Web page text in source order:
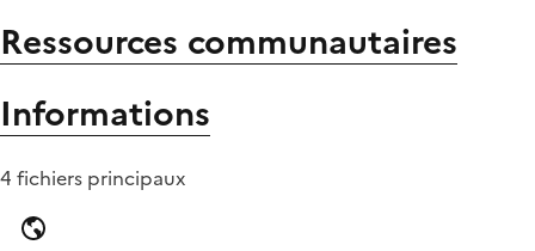
Ressources communautaires
Informations
4 fichiers principaux